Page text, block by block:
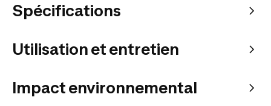
Spécifications
Utilisation et entretien
Impact environnemental